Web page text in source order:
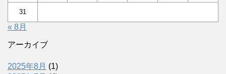
31
« 8月
アーカイブ
2025年8月 (1)